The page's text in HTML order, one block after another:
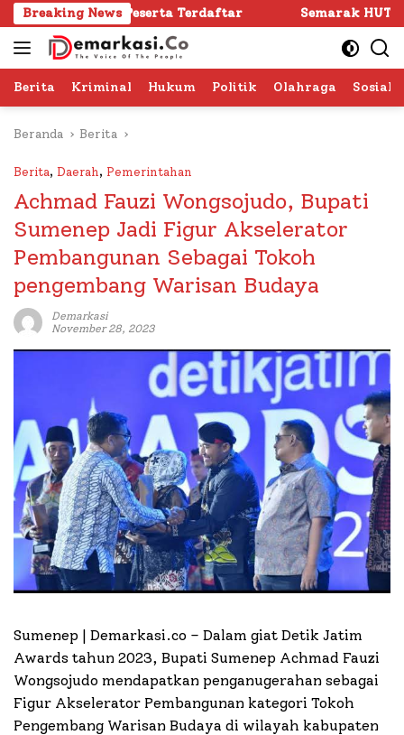
Langsung
ke
konten
Breaking News
Peserta Terdaftar Semarak HUT RI ke -81 di
Berita Kriminal Hukum Politik Olahraga Sosial
Beranda Berita
Berita, Daerah, Pemerintahan
Achmad Fauzi Wongsojudo, Bupati
Sumenep Jadi Figur Akselerator
Pembangunan Sebagai Tokoh
pengembang Warisan Budaya
Demarkasi
November 28, 2023
Sumenep | Demarkasi.co – Dalam giat Detik Jatim
Awards tahun 2023, Bupati Sumenep Achmad Fauzi
Wongsojudo mendapatkan penganugerahan sebagai
Figur Akselerator Pembangunan kategori Tokoh
Pengembang Warisan Budaya di wilayah kabupaten